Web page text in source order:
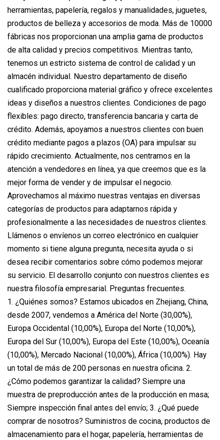
herramientas, papelería, regalos y manualidades, juguetes,
productos de belleza y accesorios de moda. Más de 10000
fábricas nos proporcionan una amplia gama de productos
de alta calidad y precios competitivos. Mientras tanto,
tenemos un estricto sistema de control de calidad y un
almacén individual. Nuestro departamento de diseño
cualificado proporciona material gráfico y ofrece excelentes
ideas y diseños a nuestros clientes. Condiciones de pago
flexibles: pago directo, transferencia bancaria y carta de
crédito. Además, apoyamos a nuestros clientes con buen
crédito mediante pagos a plazos (OA) para impulsar su
rápido crecimiento. Actualmente, nos centramos en la
atención a vendedores en línea, ya que creemos que es la
mejor forma de vender y de impulsar el negocio.
Aprovechamos al máximo nuestras ventajas en diversas
categorías de productos para adaptarnos rápida y
profesionalmente a las necesidades de nuestros clientes.
Llámenos o envíenos un correo electrónico en cualquier
momento si tiene alguna pregunta, necesita ayuda o si
desea recibir comentarios sobre cómo podemos mejorar
su servicio. El desarrollo conjunto con nuestros clientes es
nuestra filosofía empresarial. Preguntas frecuentes.
1. ¿Quiénes somos? Estamos ubicados en Zhejiang, China,
desde 2007, vendemos a América del Norte (30,00%),
Europa Occidental (10,00%), Europa del Norte (10,00%),
Europa del Sur (10,00%), Europa del Este (10,00%), Oceanía
(10,00%), Mercado Nacional (10,00%), África (10,00%). Hay
un total de más de 200 personas en nuestra oficina. 2.
¿Cómo podemos garantizar la calidad? Siempre una
muestra de preproducción antes de la producción en masa;
Siempre inspección final antes del envío; 3. ¿Qué puede
comprar de nosotros? Suministros de cocina, productos de
almacenamiento para el hogar, papelería, herramientas de